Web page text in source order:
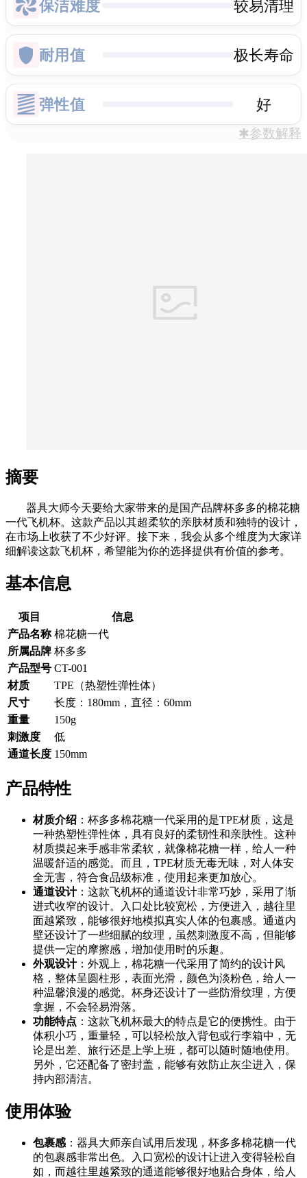
保洁难度 较易清理
耐用值 极长寿命
弹性值 好
✱参数解释
摘要
器具大师今天要给大家带来的是国产品牌杯多多的棉花糖
一代飞机杯。这款产品以其超柔软的亲肤材质和独特的设计，
在市场上收获了不少好评。接下来，我会从多个维度为大家详
细解读这款飞机杯，希望能为你的选择提供有价值的参考。
基本信息
项目
信息
产品名称 棉花糖一代
所属品牌 杯多多
产品型号 CT-001
材质
TPE（热塑性弹性体）
尺寸
长度：180mm，直径：60mm
重量
150g
刺激度
低
通道长度 150mm
产品特性
材质介绍 ：杯多多棉花糖一代采用的是TPE材质，这是
一种热塑性弹性体，具有良好的柔韧性和亲肤性。这种
材质摸起来手感非常柔软，就像棉花糖一样，给人一种
温暖舒适的感觉。而且，TPE材质无毒无味，对人体安
全无害，符合食品级标准，使用起来更加放心。
通道设计：这款飞机杯的通道设计非常巧妙，采用了渐
进式收窄的设计。入口处比较宽松，方便进入，越往里
面越紧致，能够很好地模拟真实人体的包裹感。通道内
壁还设计了一些细腻的纹理，虽然刺激度不高，但能够
提供一定的摩擦感，增加使用时的乐趣。
外观设计：外观上，棉花糖一代采用了简约的设计风
格，整体呈圆柱形，表面光滑，颜色为淡粉色，给人一
种温馨浪漫的感觉。杯身还设计了一些防滑纹理，方便
拿握，不会轻易滑落。
功能特点 ：这款飞机杯最大的特点是它的便携性。由于
体积小巧，重量轻，可以轻松放入背包或行李箱中，无
论是出差、旅行还是上学上班，都可以随时随地使用。
另外，它还配备了密封盖，能够有效防止灰尘进入，保
持内部清洁。
使用体验
包裹感 ：器具大师亲自试用后发现，杯多多棉花糖一代
的包裹感非常出色。入口宽松的设计让进入变得轻松自
如，而越往里越紧致的通道能够很好地贴合身体，给人